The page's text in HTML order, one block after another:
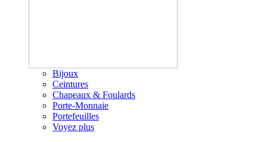
Bijoux
Ceintures
Chapeaux & Foulards
Porte-Monnaie
Portefeuilles
Voyez plus